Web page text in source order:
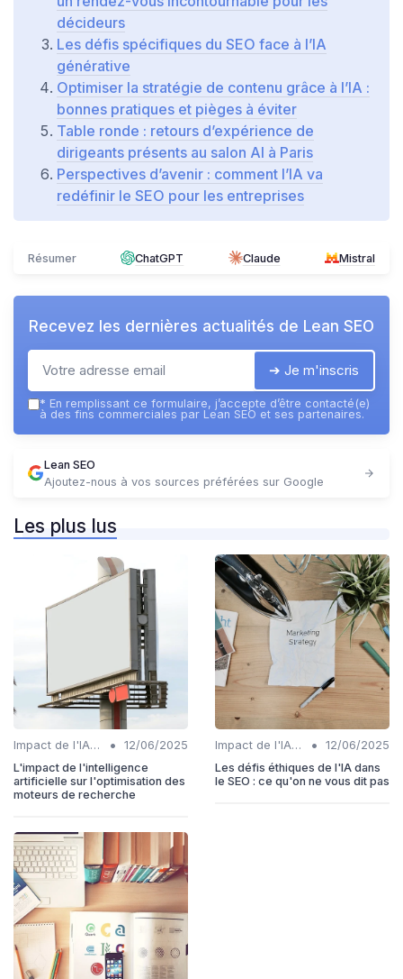
décideurs
Les défis spécifiques du SEO face à l’IA
générative
Optimiser la stratégie de contenu grâce à l’IA :
bonnes pratiques et pièges à éviter
Table ronde : retours d’expérience de
dirigeants présents au salon AI à Paris
Perspectives d’avenir : comment l’IA va
redéfinir le SEO pour les entreprises
Résumer ChatGPT Claude Mistral
Recevez les dernières actualités de Lean SEO
➔ Je m'inscris
* En remplissant ce formulaire, j’accepte d’être contacté(e)
à des fins commerciales par Lean SEO et ses partenaires.
Lean SEO
Ajoutez-nous à vos sources préférées sur Google
Les plus lus
Impact de l'IA sur les rôles SEO •
12/06/2025
L'impact de l'intelligence
artificielle sur l'optimisation des
moteurs de recherche
Impact de l'IA sur les rôles SEO •
12/06/2025
Les défis éthiques de l'IA dans
le SEO : ce qu'on ne vous dit pas